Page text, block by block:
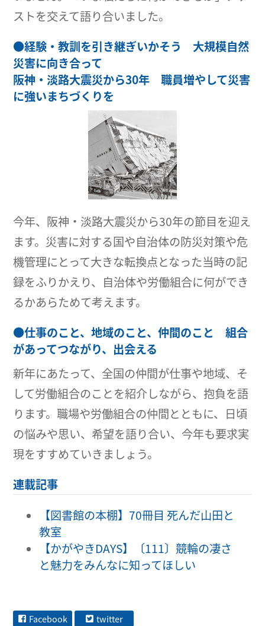
ストを交えて語り合いました。
●経験・教訓を引き継ぎいかそう 大規模自然
災害に向き合って
阪神・淡路大震災から30年 職員増やして災害
に強いまちづくりを
今年、阪神・淡路大震災から30年の節目を迎え
ます。災害に対する国や自治体の防災対策や危
機管理にとって大きな転換点となった当時の記
録をふりかえり、自治体や労働組合に何ができ
るかあらためて考えます。
●仕事のこと、地域のこと、仲間のこと 組合
があってつながり、出会える
新年にあたって、全国の仲間が仕事や地域、そ
して労働組合のことを紹介しながら、抱負を語
ります。職場や労働組合の仲間とともに、日頃
の悩みや思い、希望を語り合い、今年も要求実
現をすすめていきましょう。
連載記事
【図書館の本棚】70冊目 死んだ山田と
教室
【かがやきDAYS】〔111〕競輪の凄さ
と魅力をみんなに知ってほしい
Facebook twitter